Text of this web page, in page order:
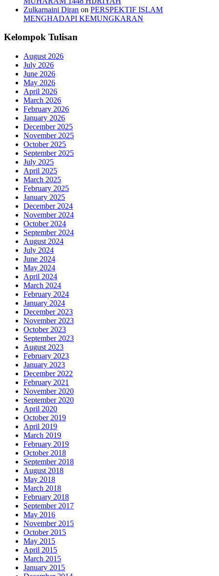
Zulkarnaini Diran on PERSPEKTIF ISLAM
MENGHADAPI KEMUNGKARAN
Kelompok Tulisan
August 2026
July 2026
June 2026
May 2026
April 2026
March 2026
February 2026
January 2026
December 2025
November 2025
October 2025
September 2025
July 2025
April 2025
March 2025
February 2025
January 2025
December 2024
November 2024
October 2024
September 2024
August 2024
July 2024
June 2024
May 2024
April 2024
March 2024
February 2024
January 2024
December 2023
November 2023
October 2023
September 2023
August 2023
February 2023
January 2023
December 2022
February 2021
November 2020
September 2020
April 2020
October 2019
April 2019
March 2019
February 2019
October 2018
September 2018
August 2018
May 2018
March 2018
February 2018
September 2017
May 2016
November 2015
October 2015
May 2015
April 2015
March 2015
January 2015